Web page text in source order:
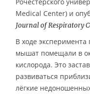
Medical Center) и
Journal of Respiratory
В ходе
мышат помещали в
кислорода. Это
развиваться
лёгкие